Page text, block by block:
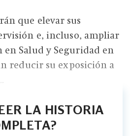
que elevar sus
e, incluso, ampliar
en Salud y Seguridad en
reducir su exposición a
LA HISTORIA